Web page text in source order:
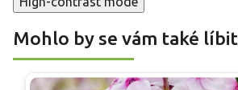
Mohlo by se vám také líbit